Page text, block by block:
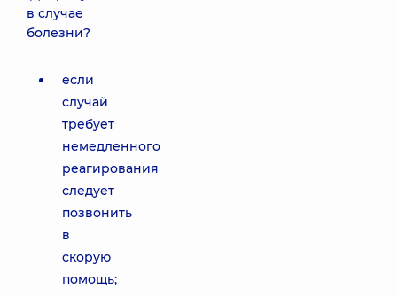
в случае
болезни?
если
случай
требует
немедленного
реагирования
следует
позвонить
в
скорую
помощь;